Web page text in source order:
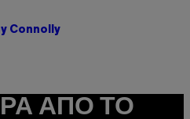
Connolly
ΑΠΌ ΤΟ